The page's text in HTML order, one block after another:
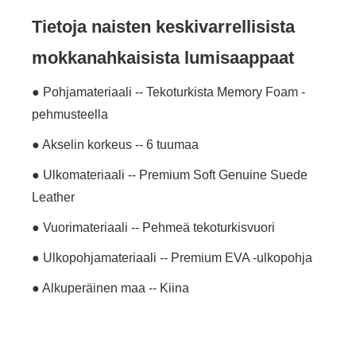
Tietoja naisten keskivarrellisista
mokkanahkaisista lumisaappaat
● Pohjamateriaali -- Tekoturkista Memory Foam -
pehmusteella
● Akselin korkeus -- 6 tuumaa
● Ulkomateriaali -- Premium Soft Genuine Suede
Leather
● Vuorimateriaali -- Pehmeä tekoturkisvuori
● Ulkopohjamateriaali -- Premium EVA -ulkopohja
● Alkuperäinen maa -- Kiina